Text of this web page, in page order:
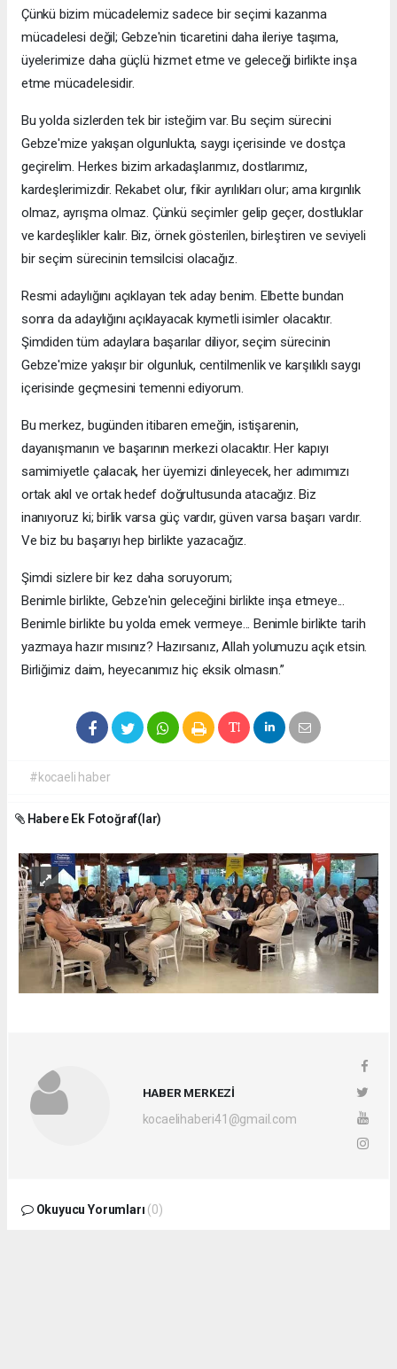
Çünkü bizim mücadelemiz sadece bir seçimi kazanma
mücadelesi değil; Gebze'nin ticaretini daha ileriye taşıma,
üyelerimize daha güçlü hizmet etme ve geleceği birlikte inşa
etme mücadelesidir.
Bu yolda sizlerden tek bir isteğim var. Bu seçim sürecini
Gebze'mize yakışan olgunlukta, saygı içerisinde ve dostça
geçirelim. Herkes bizim arkadaşlarımız, dostlarımız,
kardeşlerimizdir. Rekabet olur, fikir ayrılıkları olur; ama kırgınlık
olmaz, ayrışma olmaz. Çünkü seçimler gelip geçer, dostluklar
ve kardeşlikler kalır. Biz, örnek gösterilen, birleştiren ve seviyeli
bir seçim sürecinin temsilcisi olacağız.
Resmi adaylığını açıklayan tek aday benim. Elbette bundan
sonra da adaylığını açıklayacak kıymetli isimler olacaktır.
Şimdiden tüm adaylara başarılar diliyor, seçim sürecinin
Gebze'mize yakışır bir olgunluk, centilmenlik ve karşılıklı saygı
içerisinde geçmesini temenni ediyorum.
Bu merkez, bugünden itibaren emeğin, istişarenin,
dayanışmanın ve başarının merkezi olacaktır. Her kapıyı
samimiyetle çalacak, her üyemizi dinleyecek, her adımımızı
ortak akıl ve ortak hedef doğrultusunda atacağız. Biz
inanıyoruz ki; birlik varsa güç vardır, güven varsa başarı vardır.
Ve biz bu başarıyı hep birlikte yazacağız.
Şimdi sizlere bir kez daha soruyorum;
Benimle birlikte, Gebze'nin geleceğini birlikte inşa etmeye...
Benimle birlikte bu yolda emek vermeye... Benimle birlikte tarih
yazmaya hazır mısınız? Hazırsanız, Allah yolumuzu açık etsin.
Birliğimiz daim, heyecanımız hiç eksik olmasın.”
#kocaeli haber
Habere Ek Fotoğraf(lar)
HABER MERKEZİ
kocaelihaberi41@gmail.com
Okuyucu Yorumları (0)